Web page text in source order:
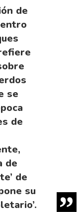
de
se
de
de
de
su